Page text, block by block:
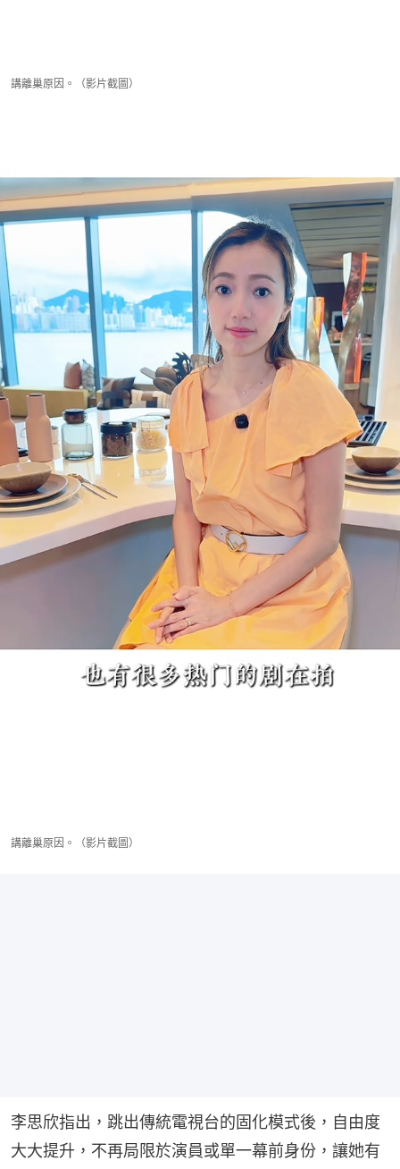
講離巢原因。（影片截圖）
講離巢原因。（影片截圖）
李思欣指出，跳出傳統電視台的固化模式後，自由度
大大提升，不再局限於演員或單一幕前身份，讓她有